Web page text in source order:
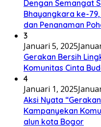
Dengan Semangat
Bhayangkara ke-
dan Penanaman
3
Januari 5, 2025
Gerakan Bersih
Komunitas Cinta
4
Januari 1, 2025
Aksi Nyata
Kampanyekan
alun kota Bogor